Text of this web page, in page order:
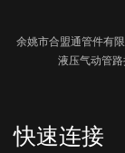
余姚市合盟通管件有
液压气动管路
快速连接